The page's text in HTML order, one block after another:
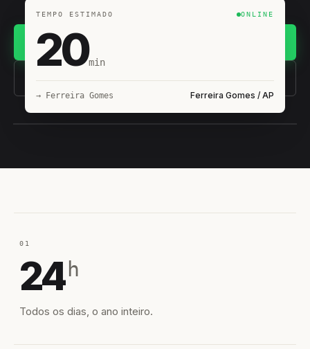
(11) 93407-8838
TEMPO ESTIMADO ONLINE
20min
→ Ferreira Gomes Ferreira Gomes / AP
01
24 h
Todos os dias, o ano inteiro.